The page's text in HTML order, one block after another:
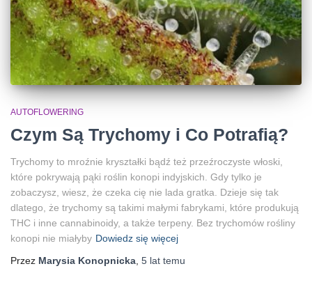
AUTOFLOWERING
Czym Są Trychomy i Co Potrafią?
Trychomy to mroźnie kryształki bądź też przeźroczyste włoski,
które pokrywają pąki roślin konopi indyjskich. Gdy tylko je
zobaczysz, wiesz, że czeka cię nie lada gratka. Dzieje się tak
dlatego, że trychomy są takimi małymi fabrykami, które produkują
THC i inne cannabinoidy, a także terpeny. Bez trychomów rośliny
konopi nie miałyby Dowiedz się więcej
Przez Marysia Konopnicka 5 lat temu